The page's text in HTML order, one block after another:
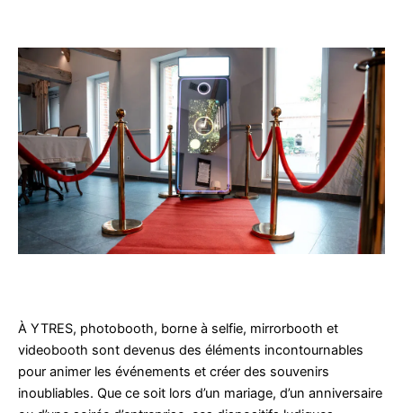
À YTRES, photobooth, borne à selfie, mirrorbooth et
videobooth sont devenus des éléments incontournables
pour animer les événements et créer des souvenirs
inoubliables. Que ce soit lors d’un mariage, d’un anniversaire